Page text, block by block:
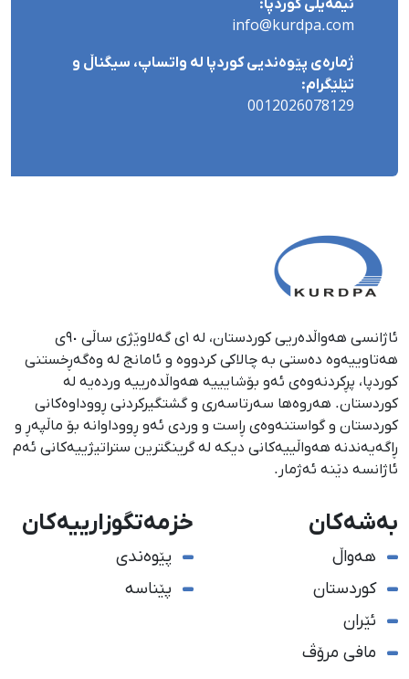
ئیمەیڵی کوردپا:
info@kurdpa.com
ژمارەی پێوەندیی کوردپا لە واتساپ، سیگناڵ و
تێلێگرام:
0012026078129
ئاژانسی هەواڵدەریی کوردستان، لە ١ی گەلاوێژی ساڵی ٩٠ی
هەتاوییەوە دەستی بە چالاکی کردووە و ئامانج لە وەگەڕخستنی
كوردپا، پڕكردنەوەی ئەو بۆشایییە هەواڵدەرییە وردەیە لە
كوردستان. هەروەها سەرتاسەری و گشتگیركردنی ڕووداوەكانی
كوردستان و گواستنەوەی ڕاست و وردی ئەو ڕووداوانە بۆ ماڵپەڕ و
ڕاگەیەندنە هەواڵییەكانی دیكە لە گرینگترین ستراتیژییەكانی ئەم
ئاژانسە دێنە ئەژمار.
بەشەکان
هەواڵ
کوردستان
ئێران
مافی مرۆڤ
خزمەتگوزارییەکان
پێوەندی
پێناسە